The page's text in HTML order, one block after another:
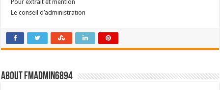
Pour extrait et mention
Le conseil d’administration
About FMadmin6894